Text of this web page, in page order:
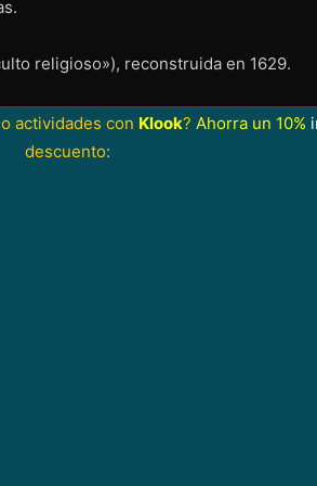
religioso»), reconstruida en 1629.
actividades con Klook? Ahorra un 10%
descuento: